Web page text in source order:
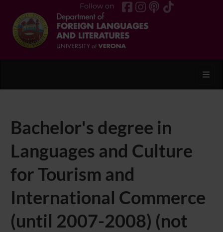
Follow on
Bachelor's degree in
Languages and Culture
for Tourism and
International Commerce
(until 2007-2008) (not